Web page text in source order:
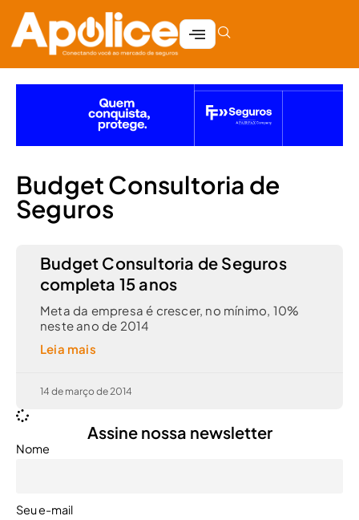
Budget Consultoria de
Seguros
Budget Consultoria de Seguros
completa 15 anos
Meta da empresa é crescer, no mínimo, 10%
neste ano de 2014
Leia mais
14 de março de 2014
Assine nossa newsletter
Nome
Seu e-mail